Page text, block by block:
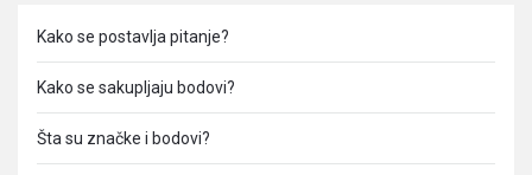
Kako se postavlja pitanje?
Kako se sakupljaju bodovi?
Šta su značke i bodovi?